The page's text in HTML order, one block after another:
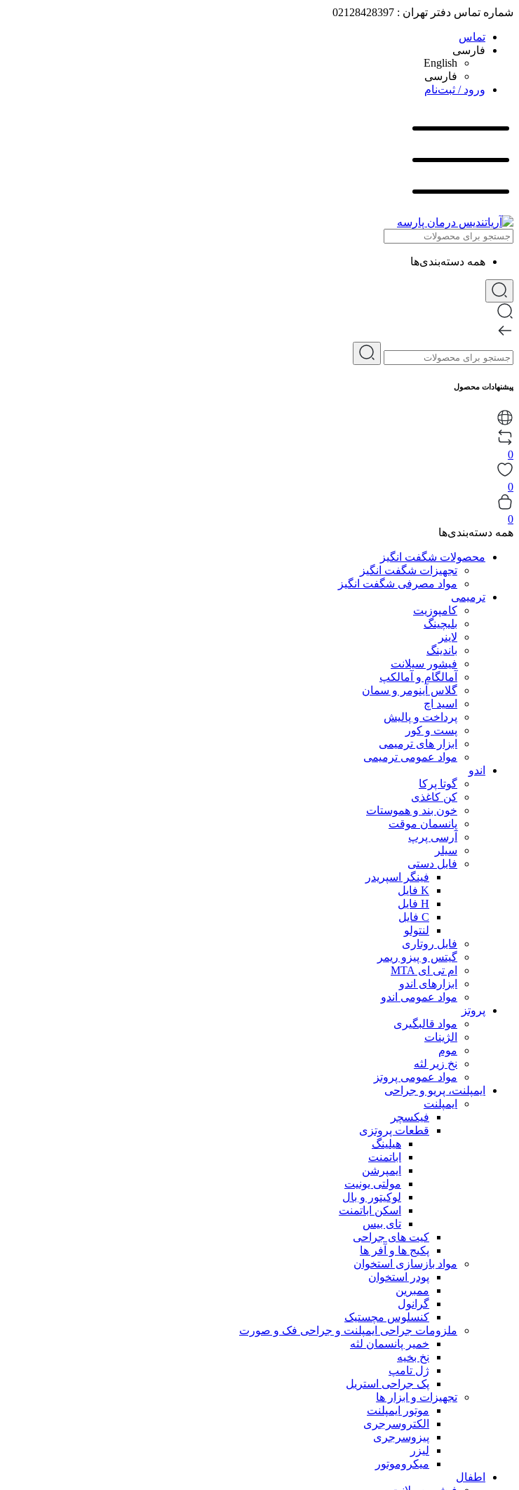
شماره تماس دفتر تهران : 02128428397
تماس
فارسی
English
فارسی
ورود / ثبت‌نام
همه دسته‌بندی‌ها
پیشنهادات محصول
0
0
0
همه دسته‌بندی‌ها
محصولات شگفت انگیز
تجهیزات شگفت انگیز
مواد مصرفی شگفت انگیز
ترمیمی
کامپوزیت
بلیچینگ
لاینر
باندینگ
فیشور سیلانت
آمالگام و آمالکپ
گلاس آینومر و سمان
اسید اچ
پرداخت و پالیش
پست و کور
ابزار های ترمیمی
مواد عمومی ترمیمی
اندو
گوتا پرکا
کن کاغذی
خون بند و هموستات
پانسمان موقت
آرسی پرپ
سیلر
فایل دستی
فینگر اسپریدر
K فایل
H فایل
C فایل
لنتولو
فایل روتاری
گیتس و پیزو ریمر
ام تی ای MTA
ابزارهای اندو
مواد عمومی اندو
پروتز
مواد قالبگیری
الژینات
موم
نخ زیر لثه
مواد عمومی پروتز
ایمپلنت، پریو و جراحی
ایمپلنت
فیکسچر
قطعات پروتزی
هیلینگ
اباتمنت
ایمپرشن
مولتی یونیت
لوکیتور و بال
اسکن اباتمنت
تای بیس
کیت های جراحی
پکیج ها و آفر ها
مواد بازسازی استخوان
پودر استخوان
ممبرین
گرانول
کنسلوس مچستیک
ملزومات جراحی ایمپلنت و جراحی فک و صورت
خمیر پانسمان لثه
نخ بخیه
ژل تامپ
پک جراحی استریل
تجهیزات و ابزار ها
موتور ایمپلنت
الکتروسرجری
پیزوسرجری
لیزر
میکروموتور
اطفال